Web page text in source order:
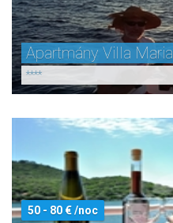
Apartmány Villa Maria
****
50 - 80 € /noc